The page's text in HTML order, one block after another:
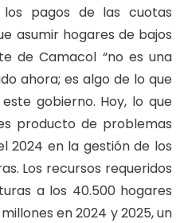
los pagos de las cuotas
asumir hogares de bajos
de Camacol “no es una
ahora; es algo de lo que
gobierno. Hoy, lo que
producto de problemas
2024 en la gestión de los
Los recursos requeridos
a los 40.500 hogares
en 2024 y 2025, un